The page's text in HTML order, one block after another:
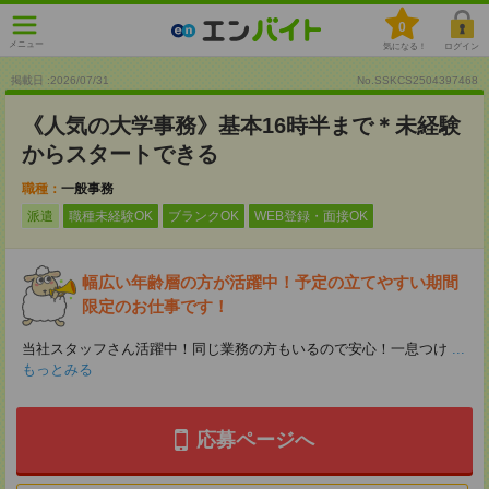
メニュー
0
気になる！ ログイン
掲載日 :2026/07/31 No.SSKCS2504397468
《人気の大学事務》基本16時半まで＊未経験
からスタートできる
職種： 一般事務
派遣
職種未経験OK ブランクOK WEB登録・面接OK
幅広い年齢層の方が活躍中！予定の立てやすい期間
限定のお仕事です！
当社スタッフさん活躍中！同じ業務の方もいるので安心！一息つけ ...
もっとみる
応募ページへ